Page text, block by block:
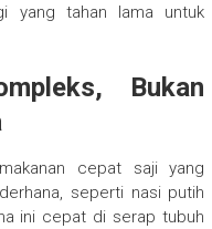
yang tahan lama untuk
Bukan
cepat saji yang
seperti nasi putih
ini cepat di serap tubuh